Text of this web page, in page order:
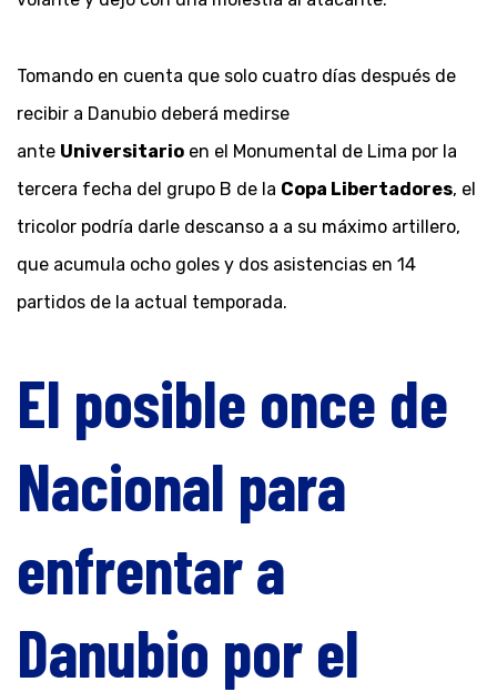
Tomando en cuenta que solo cuatro días después de
recibir a Danubio deberá medirse
ante Universitario en el Monumental de Lima por la
tercera fecha del grupo B de la Copa Libertadores, el
tricolor podría darle descanso a a su máximo artillero,
que acumula ocho goles y dos asistencias en 14
partidos de la actual temporada.
El posible once de
Nacional para
enfrentar a
Danubio por el